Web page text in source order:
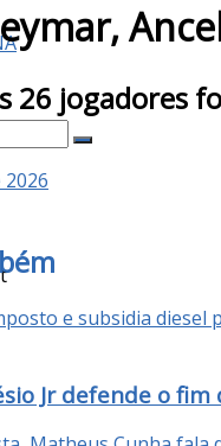
26 jogadores
2026
Jr defende o